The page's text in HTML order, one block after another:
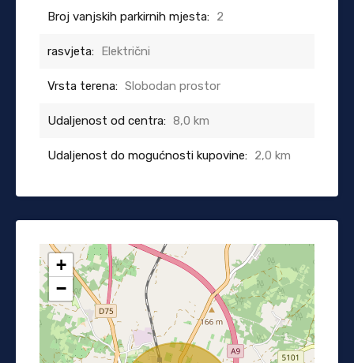
Broj vanjskih parkirnih mjesta: 2
rasvjeta: Električni
Vrsta terena: Slobodan prostor
Udaljenost od centra: 8,0 km
Udaljenost do mogućnosti kupovine: 2,0 km
+
−